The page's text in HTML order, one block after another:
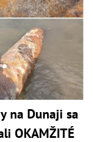
na Dunaji sa
OKAMŽITÉ